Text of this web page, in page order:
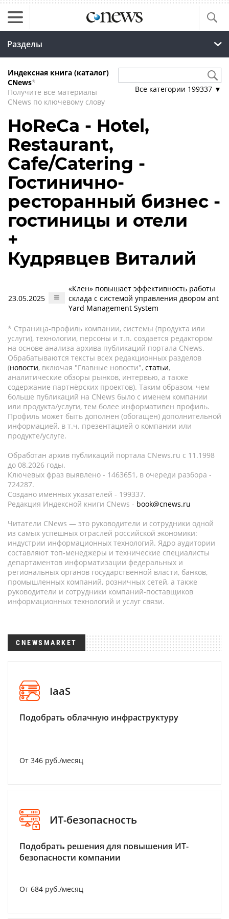
Разделы
Индексная книга (каталог)
CNews*
Получите все материалы
CNews по ключевому слову
Все категории 199337 ▼
HoReCa - Hotel,
Restaurant,
Cafe/Catering -
Гостинично-
ресторанный бизнес -
гостиницы и отели
+
Кудрявцев Виталий
23.05.2025
«Клен» повышает эффективность работы
склада с системой управления двором ant
Yard Management System
* Страница-профиль компании, системы (продукта или
услуги), технологии, персоны и т.п. создается редактором
на основе анализа архива публикаций портала CNews.
Обрабатываются тексты всех редакционных разделов
(новости, включая "Главные новости", статьи,
аналитические обзоры рынков, интервью, а также
содержание партнёрских проектов). Таким образом, чем
больше публикаций на CNews было с именем компании
или продукта/услуги, тем более информативен профиль.
Профиль может быть дополнен (обогащен) дополнительной
информацией, в т.ч. презентацией о компании или
продукте/услуге.
Обработан архив публикаций портала CNews.ru c 11.1998
до 08.2026 годы.
Ключевых фраз выявлено - 1463651, в очереди разбора -
724287.
Создано именных указателей - 199337.
Редакция Индексной книги CNews - book@cnews.ru
Читатели CNews — это руководители и сотрудники одной
из самых успешных отраслей российской экономики:
индустрии информационных технологий. Ядро аудитории
составляют топ-менеджеры и технические специалисты
департаментов информатизации федеральных и
региональных органов государственной власти, банков,
промышленных компаний, розничных сетей, а также
руководители и сотрудники компаний-поставщиков
информационных технологий и услуг связи.
CNEWSMARKET
IaaS
Подобрать облачную инфраструктуру
От 346 руб./месяц
ИТ-безопасность
Подобрать решения для повышения ИТ-
безопасности компании
От 684 руб./месяц